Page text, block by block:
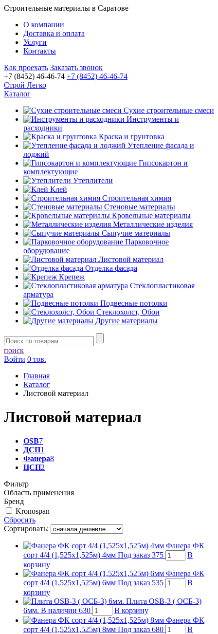
Строительные материалы в Саратове
О компании
Доставка и оплата
Услуги
Контакты
Как проехать Заказать звонок
+7 (8452) 46-46-74 +7 (8452) 46-46-74
Строй Легко
Каталог
Сухие строительные смеси
Инструменты и
расходники
Краска и грунтовка
Утепление фасада и
лоджий
Гипсокартон и
комплектующие
Утеплители
Клей
Строительная химия
Стеновые материалы
Кровельные материалы
Металлические изделия
Сыпучие материалы
Парковочное
оборудование
Листовой материал
Отделка фасада
Крепеж
Стеклопластиковая
арматура
Подвесные потолки
Стеклохолст, Обои
Другие материалы
поиск
Войти 0 тов.
Главная
Каталог
Листовой материал
Листовой материал
OSB7
ДСП1
Фанера8
ЦСП2
Фильтр
Область применения
Бренд
Kronospan
Сбросить
Сортировать:
Фанера ФК
сорт 4/4 (1,525х1,525м) 4мм Под заказ 375
В
корзину
Фанера ФК
сорт 4/4 (1,525х1,525м) 6мм Под заказ 535
В
корзину
Плита OSB-3 ( ОСБ-3)
6мм. В наличии 630
В корзину
Фанера ФК
сорт 4/4 (1,525х1,525м) 8мм Под заказ 680
В